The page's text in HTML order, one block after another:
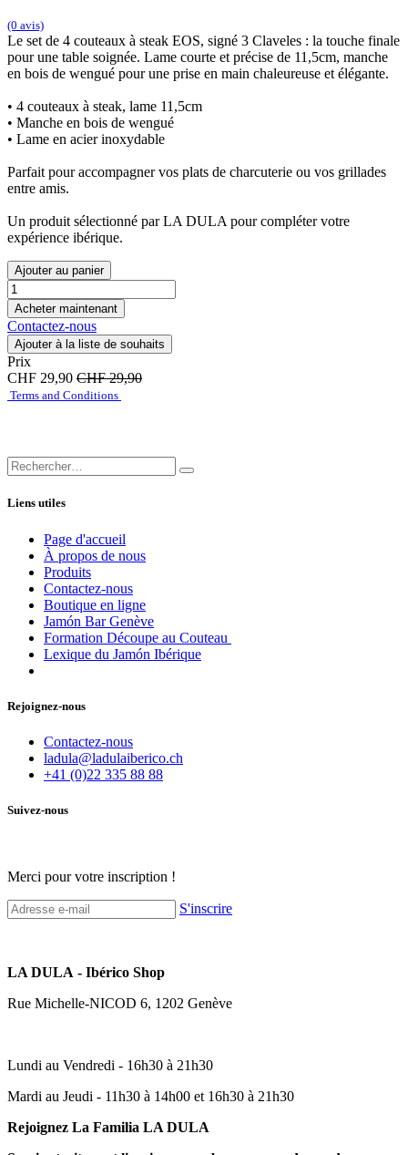
(0 avis)
Le set de 4 couteaux à steak EOS, signé 3 Claveles : la touche finale
pour une table soignée. Lame courte et précise de 11,5cm, manche
en bois de wengué pour une prise en main chaleureuse et élégante.
• 4 couteaux à steak, lame 11,5cm
• Manche en bois de wengué
• Lame en acier inoxydable
Parfait pour accompagner vos plats de charcuterie ou vos grillades
entre amis.
Un produit sélectionné par LA DULA pour compléter votre
expérience ibérique.
Ajouter au panier
Acheter maintenant
Contactez-nous
Ajouter à la liste de souhaits
Prix
CHF 29,90 CHF29,90
Terms and Conditions
Liens utiles
Page d'accueil
À propos de nous
Produits
Contactez-nous
Boutique en ligne
Jamón Bar Genève
Formation Découpe au Couteau
Lexique du Jamón Ibérique
Rejoignez-nous
Contactez-nous
ladula@ladulaiberico.ch
+41 (0)22 335 88 88
Suivez-nous
Merci pour votre inscription !
S'inscrire
LA DULA - Ibérico Shop
Rue Michelle-NICOD 6, 1202 Genève
Lundi au Vendredi - 16h30 à 21h30
Mardi au Jeudi - 11h30 à 14h00 et 16h30 à 21h30
Rejoignez La Familia LA DULA